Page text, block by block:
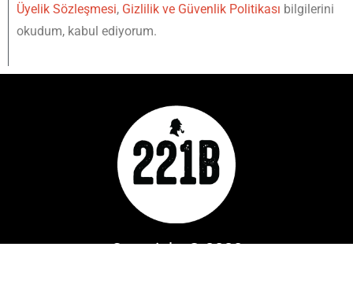
Üyelik Sözleşmesi, Gizlilik ve Güvenlik Politikası bilgilerini
okudum, kabul ediyorum.
Copyright © 2020